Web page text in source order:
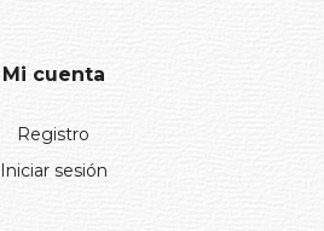
Mi cuenta
Registro
Iniciar sesión